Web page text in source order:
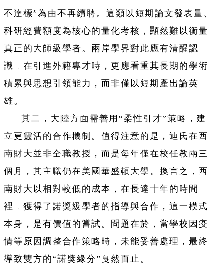
不達標”為由不再續聘。這類以短期論文發表量、
科研經費額度為核心的量化考核，顯然難以衡量
真正的大師級學者。兩岸學界對此應有清醒認
識，在引進外籍專才時，更應看重其長期的學術
積累與思想引領能力，而非僅以短期產出論英
雄。
其二，大陸方面需善用“柔性引才”策略，建
立更靈活的合作機制。值得注意的是，迪氏在西
南財大並非全職教授，而是每年僅在校任教兩三
個月，其主職仍在美國華盛頓大學。換言之，西
南財大以相對較低的成本，在長達十年的時間
裡，獲得了諾獎級學者的指導與合作，這一模式
本身，是有價值的嘗試。問題在於，當學校因疫
情等原因調整合作策略時，未能妥善處理，最終
導致雙方的“諾獎緣分”戛然而止。